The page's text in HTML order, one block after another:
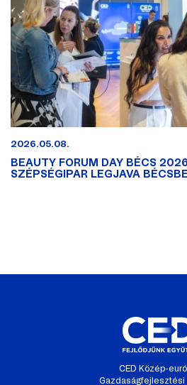
2026.05.08.
BEAUTY FORUM DAY BÉCS
SZÉPSÉGIPAR LEGJAVA
CED Közép-
Gazdaságfejlesztési